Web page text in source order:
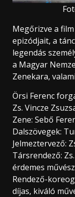
Megőrizve a
epizódjait, a
legendás
a Magyar
Zenekara,
Örsi Ferenc
Zs. Vincze
Zene: Sebő
Dalszövegek:
Jelmeztervező:
Társrendező:
érdemes művész
Rendező-
díjas, kiváló